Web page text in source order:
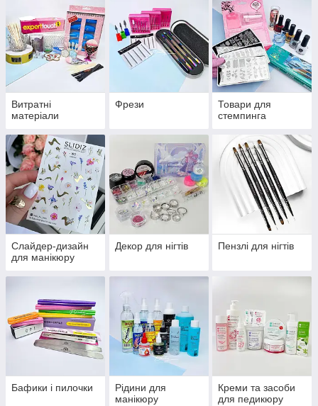
Витратні
матеріали
Фрези
Товари для
стемпинга
Слайдер-дизайн
для манікюру
Декор для нігтів Пензлі для нігтів
Бафики і пилочки
Рідини для
манікюру
Креми та засоби
для педикюру